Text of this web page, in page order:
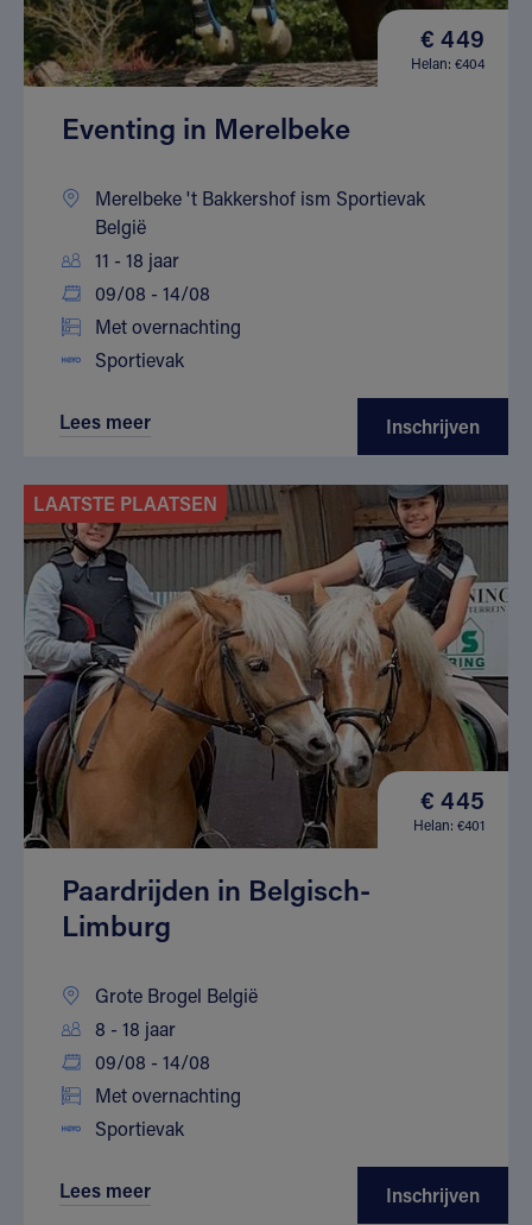
€ 449
Helan: €404
Eventing in Merelbeke
Merelbeke 't Bakkershof ism Sportievak
België
11 - 18 jaar
09/08 - 14/08
Met overnachting
Sportievak
Lees meer Inschrijven
LAATSTE PLAATSEN
€ 445
Helan: €401
Paardrijden in Belgisch-
Limburg
Grote Brogel België
8 - 18 jaar
09/08 - 14/08
Met overnachting
Sportievak
Lees meer Inschrijven